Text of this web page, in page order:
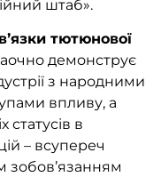
штаб».
тютюнової
демонструє
з народними
впливу, а
статусів в
– всупереч
зобов’язанням